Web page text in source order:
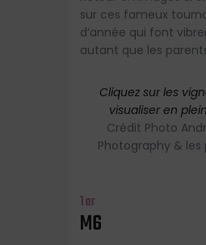
sur ces fameux
d’année qui font
autant que les
Cliquez sur les
visualiser en
Crédit Photo
Photography & les
1er
M6